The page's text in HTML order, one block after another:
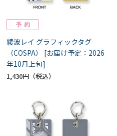
綾波レイ グラフィックタグ
（COSPA） [お届け予定：2026
年10月上旬]
1,430円